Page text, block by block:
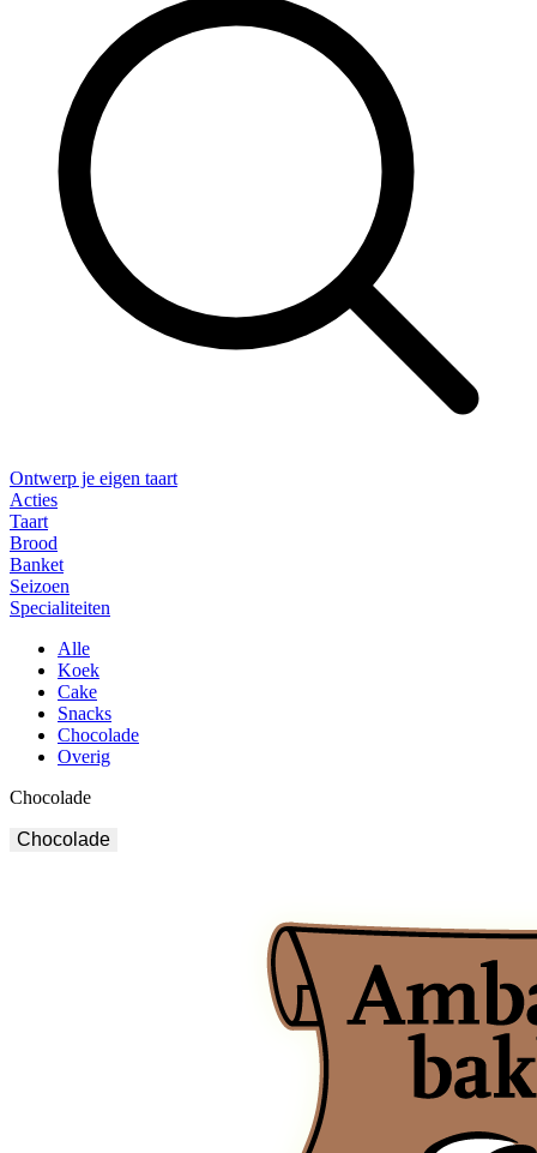
Ontwerp je eigen taart
Acties
Taart
Brood
Banket
Seizoen
Specialiteiten
Alle
Koek
Cake
Snacks
Chocolade
Overig
Chocolade
Chocolade